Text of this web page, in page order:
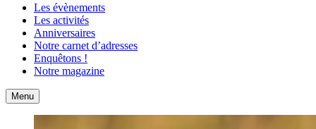
Les évènements
Les activités
Anniversaires
Notre carnet d’adresses
Enquêtons !
Notre magazine
Accueil
Menu Contact